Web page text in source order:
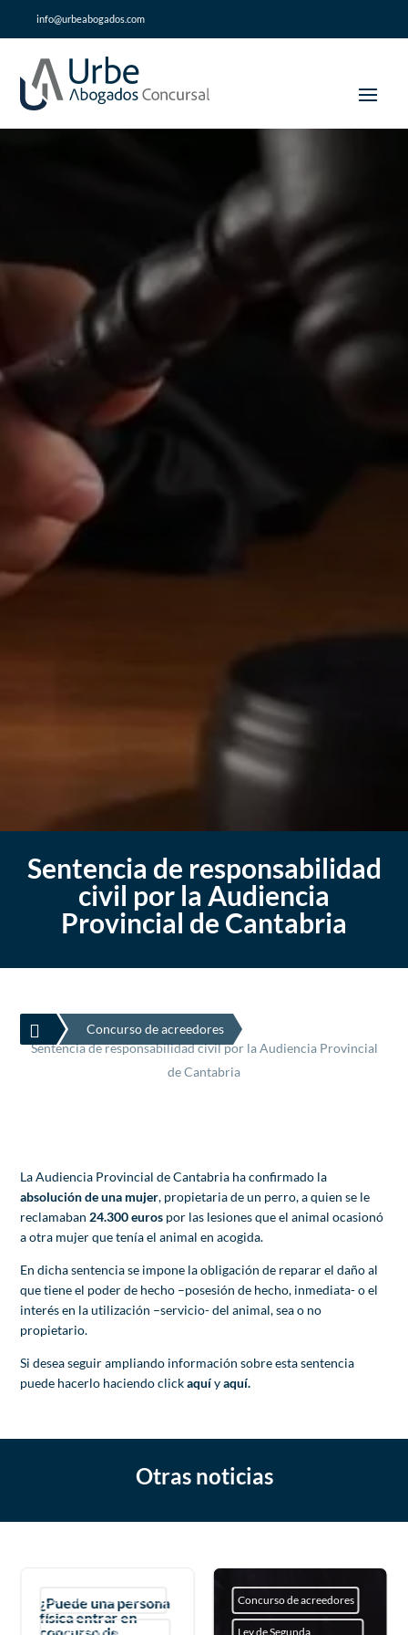
info@urbeabogados.com
Sentencia de responsabilidad
civil por la Audiencia
Provincial de Cantabria

Concurso de acreedores
Sentencia de responsabilidad civil por la Audiencia Provincial
de Cantabria
La Audiencia Provincial de Cantabria ha confirmado la
absolución de una mujer, propietaria de un perro, a quien se le
reclamaban 24.300 euros por las lesiones que el animal ocasionó
a otra mujer que tenía el animal en acogida.
En dicha sentencia se impone la obligación de reparar el daño al
que tiene el poder de hecho –posesión de hecho, inmediata- o el
interés en la utilización –servicio- del animal, sea o no
propietario.
Si desea seguir ampliando información sobre esta sentencia
puede hacerlo haciendo clickaquíyaquí.
Otras noticias
Concurso de acreedores
Ley de Segunda
¿Puede una persona
física entrar en
concurso de
Concurso de acreedores
Ley de Segunda